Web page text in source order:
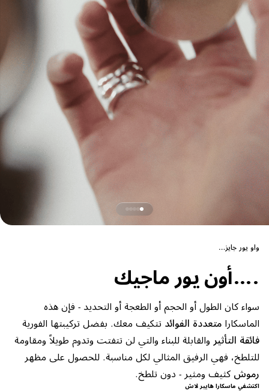
واو يور جايز…
.…أون يور ماجيك
سواء كان الطول أو الحجم أو الطعجة أو التحديد - فإن هذه
الماسكارا متعددة الفوائد تتكيف معك. بفضل تركيبتها الفورية
فائقة التأثير والقابلة للبناء والتي لن تتفتت وتدوم طويلاً ومقاومة
للتلطخ، فهي الرفيق المثالي لكل مناسبة. للحصول على مظهر
رموش كثيف ومثير - دون تلطخ.
اكتشفي ماسكارا هايبر لاش